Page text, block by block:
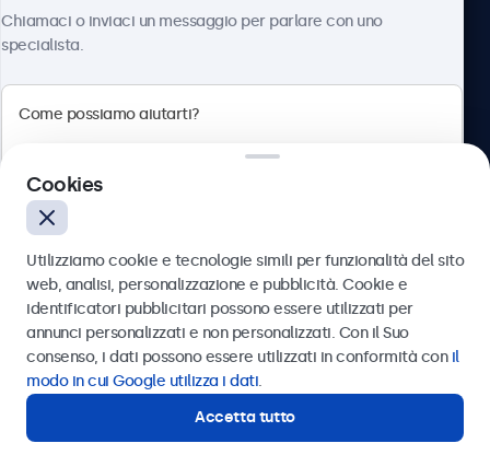
Italiano
Chiamaci o inviaci un messaggio per parlare con uno
specialista.
Inviare
Oppure chiamaci al
Contatta i nostri esperti
Cookies
Utilizziamo cookie e tecnologie simili per funzionalità del sito
web, analisi, personalizzazione e pubblicità. Cookie e
identificatori pubblicitari possono essere utilizzati per
annunci personalizzati e non personalizzati. Con il Suo
consenso, i dati possono essere utilizzati in conformità con il
modo in cui Google utilizza i dati.
Accetta tutto